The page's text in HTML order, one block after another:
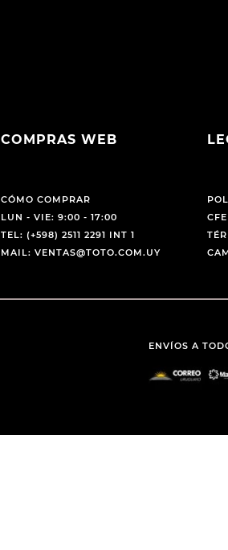
COMPRAS WEB
CÓMO COMPRAR
LUN - VIE: 9:00 - 17:00
TEL: (+598) 2511 2291 INT 1
MAIL: VENTAS@TOTO.COM.UY
CFE
ENVÍOS A